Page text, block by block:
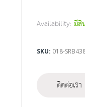
Availability: มีสิ
SKU 018-
ติดต่อเรา